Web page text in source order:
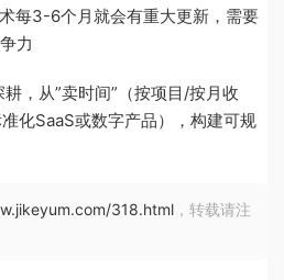
每3-6个月就会有重大更新，需要
力
，从”卖时间”（按项目/按月收
化SaaS或数字产品），构建可规
318.html ，转载请注